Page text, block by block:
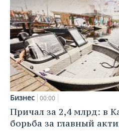
Бизнес 00:00
Причал за 2,4 млрд: в
борьба за главный